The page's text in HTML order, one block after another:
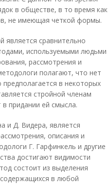
в обществе, в то время как
не имеющая четкой формы.
является сравнительно
используемыми людьми
рассмотрения и
полагают, что нет
в некоторых
стройной членам
придании ей смысла.
и Д. Видера, является
описания и
Г. Гарфинкель и другие
достигают видимости
состоит из выделения
в любой